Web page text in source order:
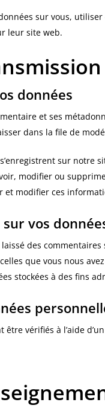
sur vous,
leur site web.
données
et ses
dans la file de
sur notre
modifier ou
et modifier ces
vos
des
que vous nous
stockées à des fins
vérifiés à l’aide